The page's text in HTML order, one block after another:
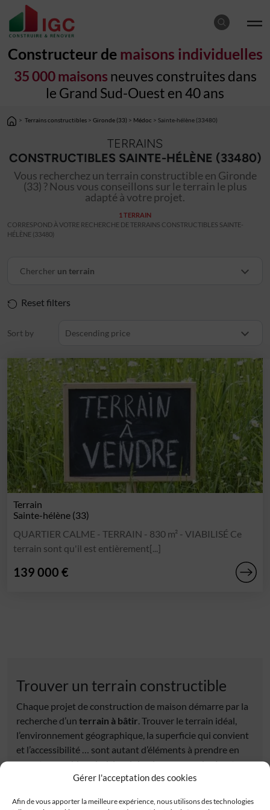
Gérer l'acceptation des cookies
Afin de vous apporter la meilleure expérience, nous utilisons des technologies
Constructeur de maisons individuelles
35 000 maisons neuves construites dans
le Grand Sud-Ouest en 40 ans
> Terrains constructibles > Gironde (33) > Médoc > Sainte-hélène (33480)
TERRAINS
CONSTRUCTIBLES SAINTE-HÉLÈNE (33480)
Vous recherchez un terrain constructible en Gironde
(33) ? Nous vous conseillons sur le terrain le plus
adapté à votre projet.
1 TERRAIN
CORRESPOND À VOTRE RECHERCHE DE TERRAINS CONSTRUCTIBLES SAINTE-
HÉLÈNE (33480)
Chercher un terrain
Reset filters
Sort by Descending price
Terrain
Sainte-hélène (33)
QUARTIER CALME - TERRAIN - 830 m² - VIABILISÉ Ce
terrain sont qu'il est entièrement[...]
139 000 €
Trouver un terrain constructible
Chaque projet de construction de maison démarre par la
recherche d’un terrain à bâtir . Trouver le terrain idéal,
l’environnement géographique, la superficie qui convient
et l’accessibilité … sont autant d’éléments à prendre en
compte pour bien choisir celui qui correspondra à votre
maison neuve. Découvrez tous nos
fonciers. Tous les terrains à vendre proposés répondent